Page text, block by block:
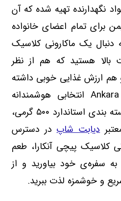
نگهدارنده تهیه شده که آن
برای تمام اعضای خانواده
دنبال یک ماکارونی کلاسیک
هستید که هم از نظر
هم ارزش غذایی خوبی داشته
Ankara انتخابی هوشمندانه
بندی استاندارد ۵۰۰ گرمی،
دیابت شاپدر دسترس
کلاسیک پیچی آنکارا، طعم
به سفره‌ی خود بیاورید و از
و خوشمزه لذت ببرید.